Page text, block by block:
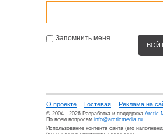
Запомнить меня
О проекте Гостевая Реклама на
© 2004—2026 Разработка и поддержка Arctic
По всем вопросам info@arcticmedia.ru
Использование контента сайта (его